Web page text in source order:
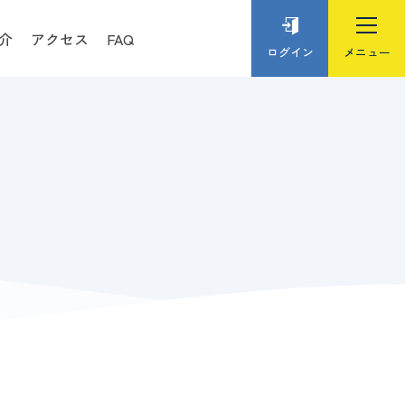
アクセス FAQ
ログイン